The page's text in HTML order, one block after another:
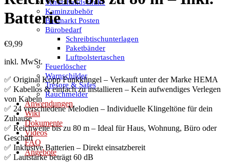
Schutzhandschuhe
Kaminzubehör
Baumarkt Posten
Bürobedarf
Schreibtischunterlagen
Paketbänder
Luftpolstertaschen
Feuerlöscher
Warnschilder
Tresore & Safes
Rauchmelder
Anwendungen
Wiki
Dokumente
Videos
FAQ
Angebote
Batterie
€9,99
inkl. MwSt.
✅ Original Kopp Funkklingel – Verkauft unter der Marke HEMA
✅ Kabellos & einfach zu installieren – Kein aufwendiges Verlegen
von Kabeln
✅ 24 verschiedene Melodien – Individuelle Klingeltöne für dein
Zuhause
✅ Reichweite bis zu 80 m – Ideal für Haus, Wohnung, Büro oder
Geschäft
✅ Inklusive Batterien – Direkt einsatzbereit
✅ Lautstärkebeträgt 60 dB